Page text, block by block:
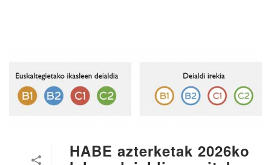
HABE azterketak 2026ko